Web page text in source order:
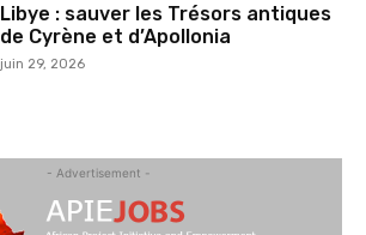
Libye : sauver les Trésors antiques
de Cyrène et d’Apollonia
juin 29, 2026
- Advertisement -